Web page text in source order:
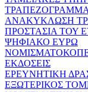
ΑΝΑΚΥΚΛΩΣΗ
ΠΡΟΣΤΑΣΙΑ ΤΟΥ
ΨΗΦΙΑΚΟ ΕΥΡΩ
ΕΚΔΟΣΕΙΣ
ΕΡΕΥΝΗΤΙΚΗ
ΕΞΩΤΕΡΙΚΟΣ